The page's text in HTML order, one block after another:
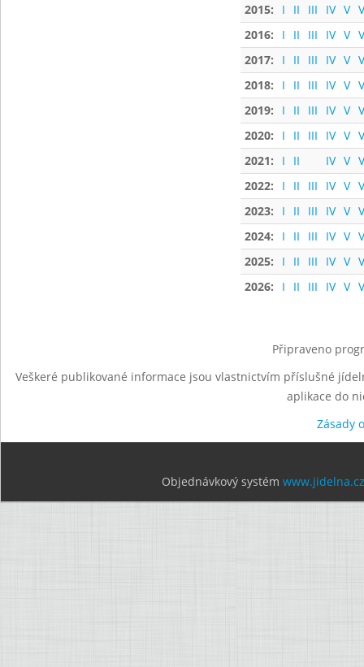
2015:
I II III IV V
2016:
I II III IV V
2017:
I II III IV V
2018:
I II III IV V
2019:
I II III IV V
2020:
I II III IV V
2021:
I II IV V
2022:
I II III IV V
2023:
I II III IV V
2024:
I II III IV V
2025:
I II III IV V
2026:
I II III IV V
Připraveno
Veškeré publikované informace jsou vlastnictvím příslušné
aplikace do
Zásady
Objednávkový systém www.jidelna.cz